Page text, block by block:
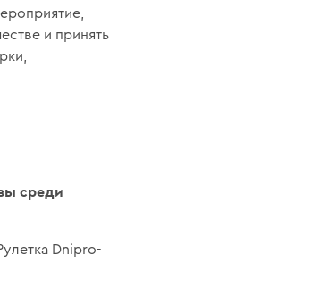
и принять
среди
Dnipro-